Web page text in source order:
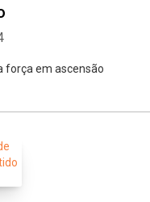
força em ascensão